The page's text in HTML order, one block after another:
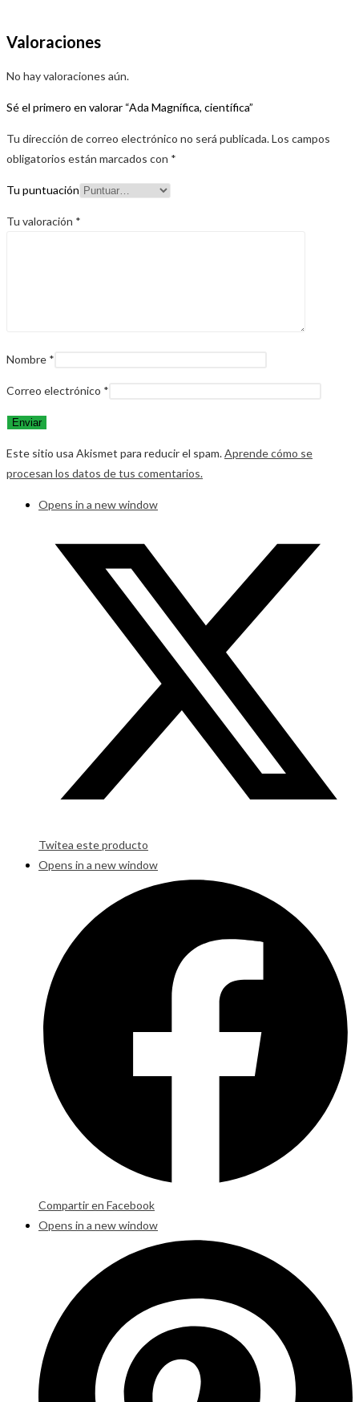
Valoraciones
No hay valoraciones aún.
Sé el primero en valorar “Ada Magnífica, científica”
Tu dirección de correo electrónico no será publicada.Los campos
obligatorios están marcados con *
Tu puntuación
Tu valoración *
Nombre *
Correo electrónico *
Este sitio usa Akismet para reducir el spam.Aprende cómo se
procesan los datos de tus comentarios.
Opens in a new window
Twitea este producto
Opens in a new window
Compartir en Facebook
Opens in a new window